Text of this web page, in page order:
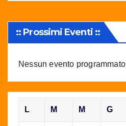
:: Prossimi Eventi ::
Nessun evento programmato
L M M G